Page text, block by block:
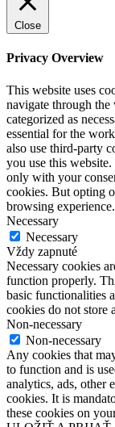
Close
Privacy Overview
This website uses
navigate through the
categorized as
essential for the
also use third-party
you use this
only with your
cookies. But opting
browsing experience.
Necessary
Necessary
Vždy zapnuté
Necessary cookies
function properly.
basic functionalities
cookies do not store
Non-necessary
Non-necessary
Any cookies that
to function and is
analytics, ads, other
cookies. It is
these cookies on